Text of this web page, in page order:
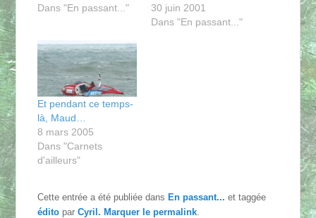
Dans "En passant..."
30 juin 2001
Dans "En passant..."
Et pendant ce temps-
là, Maud…
8 mars 2005
Dans "Carnets
d'ailleurs"
Cette entrée a été publiée dans En passant... et taggée
édito parCyril. Marquer lepermalink